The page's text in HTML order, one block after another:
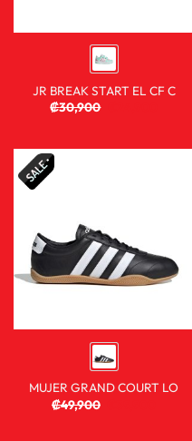
JR BREAK START EL CF C
₡30,900
MUJER GRAND COURT LO
₡49,900